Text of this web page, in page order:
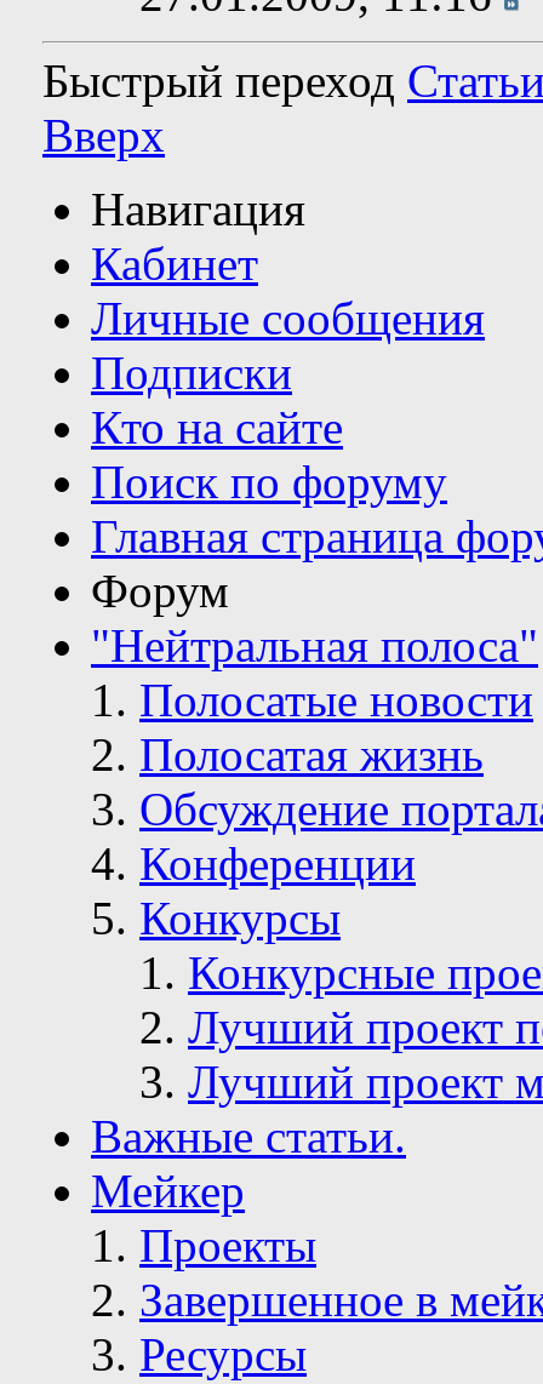
Быстрый переход
Вверх
Навигация
Кабинет
Личные сообщения
Подписки
Кто на сайте
Поиск по форуму
Главная страница
Форум
"Нейтральная полоса"
Полосатые новости
Полосатая жизнь
Обсуждение
Конференции
Конкурсы
Конкурсные
Лучший проект
Лучший проект
Важные статьи.
Мейкер
Проекты
Завершенное в
Ресурсы